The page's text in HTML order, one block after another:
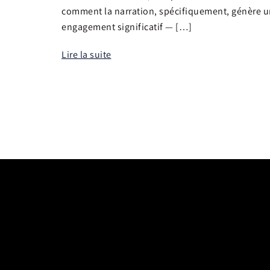
comment la narration, spécifiquement, génère
engagement significatif — […]
Lire la suite